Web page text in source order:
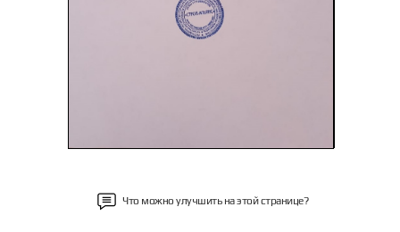
Что можно улучшить на этой странице?